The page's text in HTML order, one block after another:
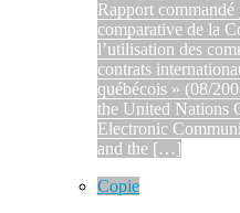
Rapport
comparative de la
l’utilisation des
contrats
québécois » (08/
the United Nations
Electronic
and the […]
Copie